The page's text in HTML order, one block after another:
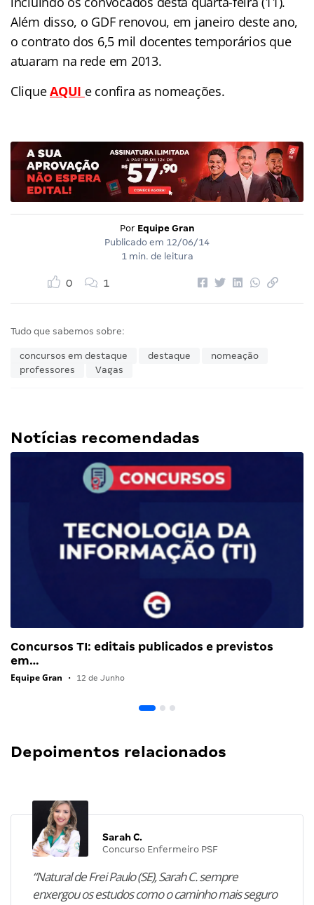
Além disso, o GDF renovou, em janeiro deste ano,
o contrato dos 6,5 mil docentes temporários que
atuaram na rede em 2013.
CliqueAQUI e confira as nomeações.
Por Equipe Gran
Publicado em 12/06/14
1 min. de leitura
0 1
Tudo que sabemos sobre:
concursos em destaque destaque
nomeação
professores
Vagas
Notícias recomendadas
Concursos TI: editais publicados e previstos
em…
Equipe Gran • 12 de Junho
Depoimentos relacionados
Sarah C.
Concurso Enfermeiro PSF
“Natural de Frei Paulo (SE), Sarah C. sempre
enxergou os estudos como o caminho mais seguro